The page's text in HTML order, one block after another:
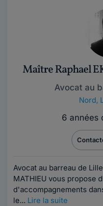
Maître Raphael
Avocat au
Nord,
6 années
Avocat au barreau de
MATHIEU vous propose
d'accompagnements
le... Lire la suite